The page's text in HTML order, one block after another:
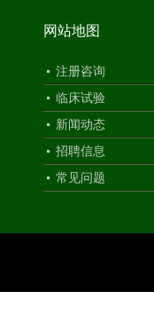
网站地图
注册咨询
临床试验
新闻动态
招聘信息
常见问题